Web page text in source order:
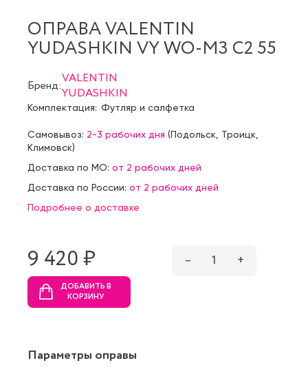
ОПРАВА VALENTIN
YUDASHKIN VY WO-M3 C2 55
Бренд:VALENTIN
YUDASHKIN
Комплектация: Футляр и салфетка
Самовывоз: 2-3 рабочих дня (Подольск Троицк
Климовск)
Доставка по МО: от 2 рабочих дней
Доставка по России: от 2 рабочих дней
Подробнее о доставке
9 420 ₷ – 1 +
ДОБАВИТЬ В
КОРЗИНУ
Параметры оправы